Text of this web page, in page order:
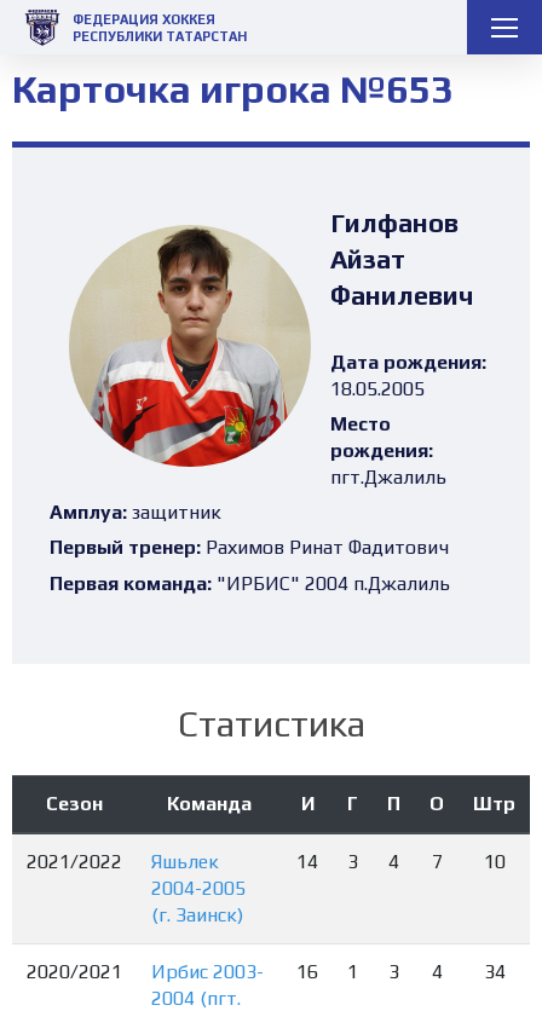
ФЕДЕРАЦИЯ ХОККЕЯ
РЕСПУБЛИКИ ТАТАРСТАН
Карточка игрока №653
Гилфанов
Айзат
Фанилевич
Дата рождения:
18.05.2005
Место
рождения:
пгт.Джалиль
Амплуа: защитник
Первый тренер: Рахимов Ринат Фадитович
Первая команда: "ИРБИС" 2004 п.Джалиль
Статистика
Сезон Команда И Г П О Штр
2021/2022
Яшьлек
2004-2005
(г. Заинск)
14 3 4 7 10
2020/2021
Ирбис 2003-
2004 (пгт.
16 1 3 4 34